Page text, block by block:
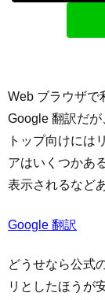
Web ブラウザで
Google 翻訳だ
トップ向けには
アはいくつかあ
表示されるなど
Google 翻訳
どうせなら公式
リとしたほうが